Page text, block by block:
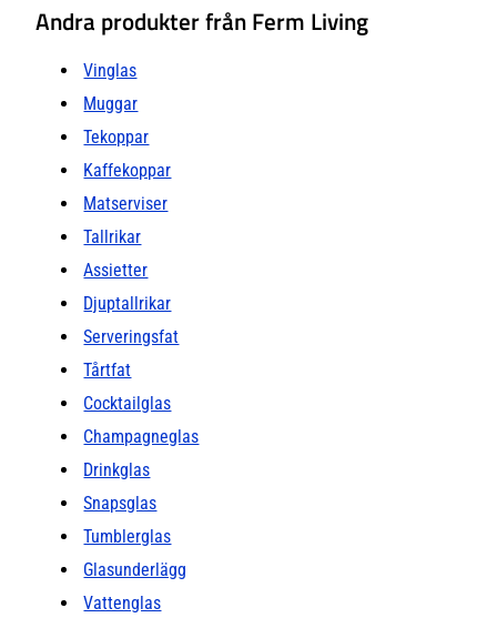
Andra produkter från Ferm Living
Vinglas
Muggar
Tekoppar
Kaffekoppar
Matserviser
Tallrikar
Assietter
Djuptallrikar
Serveringsfat
Tårtfat
Cocktailglas
Champagneglas
Drinkglas
Snapsglas
Tumblerglas
Glasunderlägg
Vattenglas